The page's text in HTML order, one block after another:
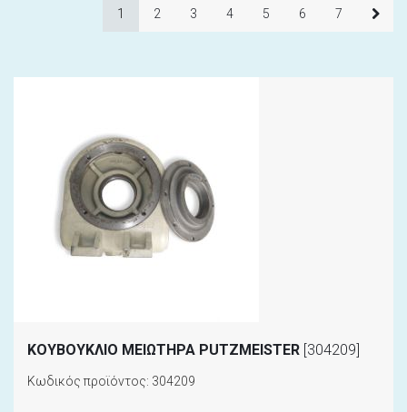
1 2 3 4 5 6 7
ΚΟΥΒΟΥΚΛΙΟ ΜΕΙΩΤΗΡΑ PUTZMEISTER [304209]
Κωδικός προϊόντος: 304209